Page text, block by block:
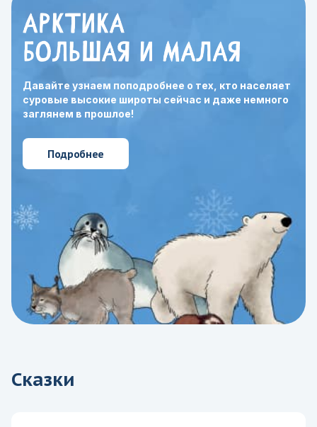
Давайте узнаем поподробнее о тех, кто населяет
суровые высокие широты сейчас и даже немного
заглянем в прошлое!
Подробнее
Сказки